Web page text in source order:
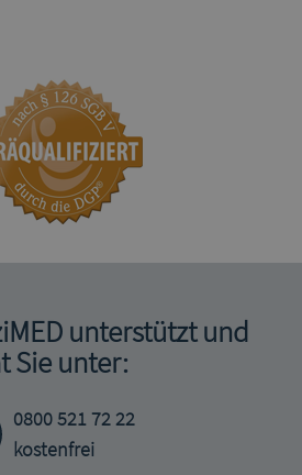
unterstützt und
Sie unter:
0800 521 72 22
kostenfrei